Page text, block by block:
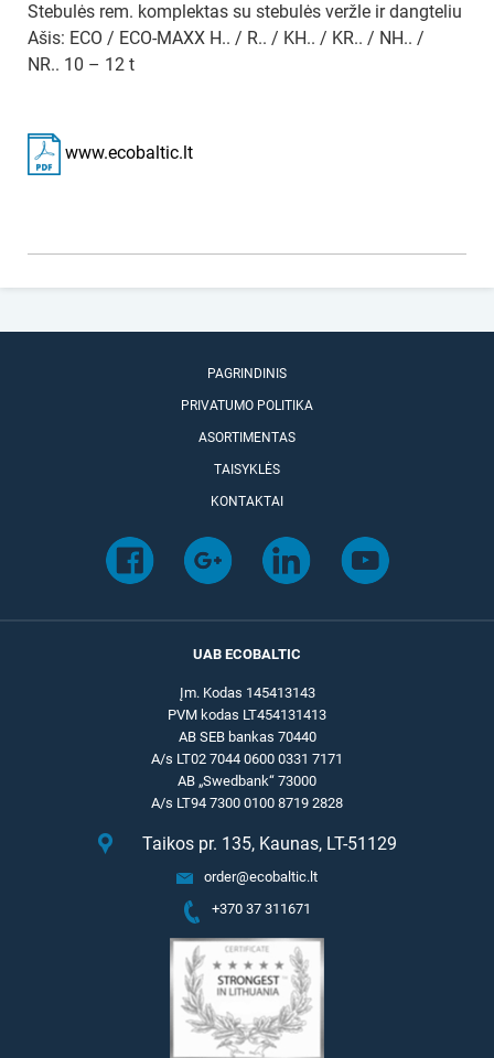
Stebulės rem. komplektas su stebulės veržle ir dangteliu
Ašis: ECO / ECO-MAXX H.. / R.. / KH.. / KR.. / NH.. /
NR.. 10 – 12 t
www.ecobaltic.lt
PAGRINDINIS
PRIVATUMO POLITIKA
ASORTIMENTAS
TAISYKLĖS
KONTAKTAI
UAB ECOBALTIC
Įm. Kodas 145413143
PVM kodas LT454131413
AB SEB bankas 70440
A/s LT02 7044 0600 0331 7171
AB „Swedbank“ 73000
A/s LT94 7300 0100 8719 2828
Taikos pr. 135, Kaunas, LT-51129
order@ecobaltic.lt
+370 37 311671